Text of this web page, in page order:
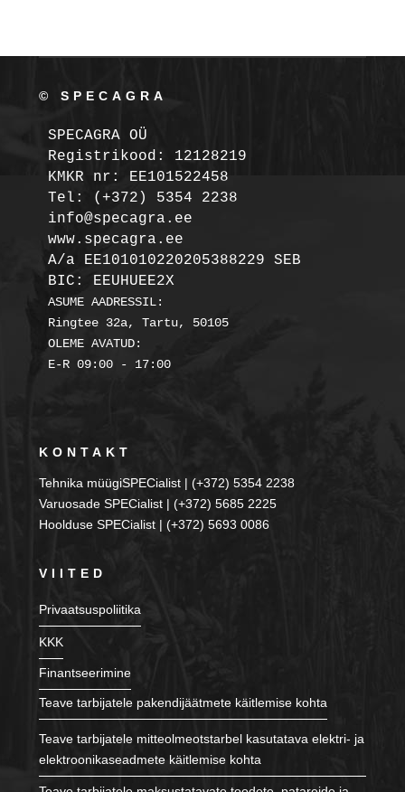
© SPECAGRA
SPECAGRA OÜ
Registrikood: 12128219
KMKR nr: EE101522458
Tel: (+372) 5354 2238
info@specagra.ee
A/a EE101010220205388229 SEB
BIC: EEUHUEE2X
ASUME AADRESSIL:
Ringtee 32a, Tartu, 50105
OLEME AVATUD:
E-R 09:00 - 17:00
KONTAKT
Tehnika müügiSPECialist | (+372) 5354 2238
Varuosade SPECialist | (+372) 5685 2225
Hoolduse SPECialist | (+372) 5693 0086
VIITED
Privaatsuspoliitika
KKK
Finantseerimine
Teave tarbijatele pakendijäätmete käitlemise kohta
Teave tarbijatele mitteolmeotstarbel kasutatava elektri- ja
elektroonikaseadmete käitlemise kohta